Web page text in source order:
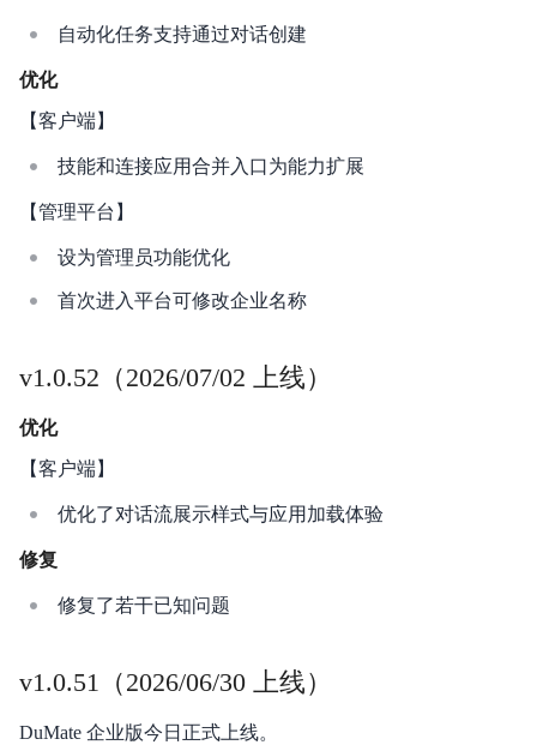
自动化任务支持通过对话创建
优化
【客户端】
技能和连接应用合并入口为能力扩展
【管理平台】
设为管理员功能优化
首次进入平台可修改企业名称
v1.0.52（2026/07/02 上线）
优化
【客户端】
优化了对话流展示样式与应用加载体验
修复
修复了若干已知问题
v1.0.51（2026/06/30 上线）
DuMate 企业版今日正式上线。